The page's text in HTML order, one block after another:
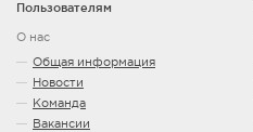
Пользователям
О нас
Общая информация
Новости
Команда
Вакансии